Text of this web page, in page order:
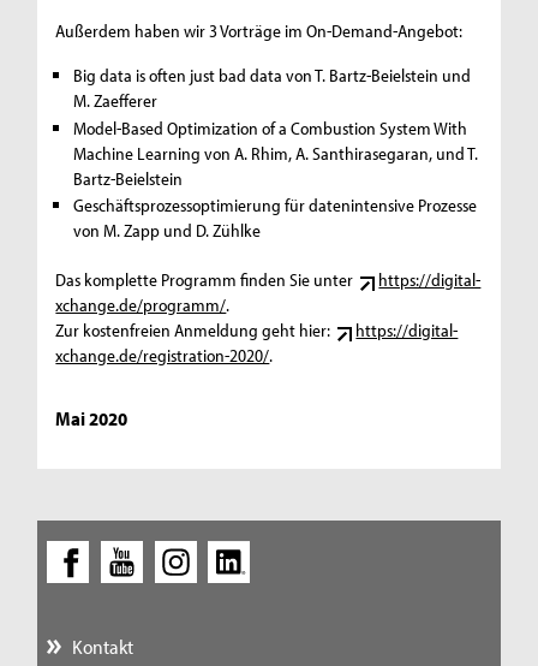
Außerdem haben wir 3 Vorträge im On-Demand-Angebot:
Big data is often just bad data von T. Bartz-Beielstein und
M. Zaefferer
Model-Based Optimization of a Combustion System With
Machine Learning von A. Rhim, A. Santhirasegaran, und T.
Bartz-Beielstein
Geschäftsprozessoptimierung für datenintensive Prozesse
von M. Zapp und D. Zühlke
Das komplette Programm finden Sie unter
https://digital-
xchange.de/programm/.
Zur kostenfreien Anmeldung geht hier:
https://digital-
xchange.de/registration-2020/.
Mai 2020
Kontakt